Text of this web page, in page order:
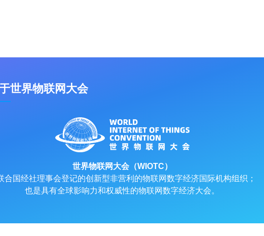
世界物联网大会
世界物联网大会（WIOTC）
合国经社理事会登记的创新型非营利的物联网数字经济国际机构组织；
也是具有全球影响力和权威性的物联网数字经济大会。